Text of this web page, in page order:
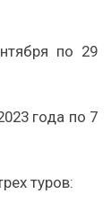
по 29
года по 7
туров: